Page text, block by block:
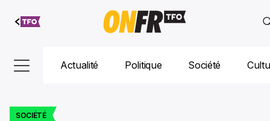
Aller au
contenu
Actualité Politique Société
SOCIÉTÉ